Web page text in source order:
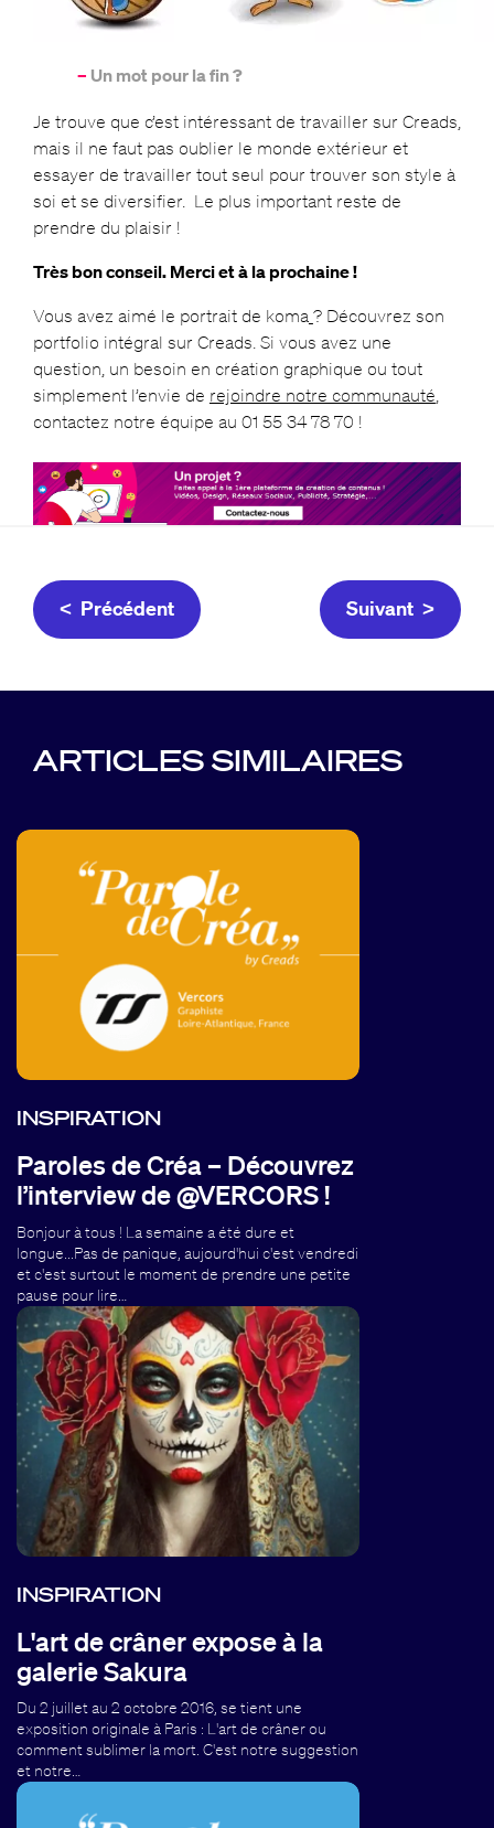
– Un mot pour la fin ?
Je trouve que c’est intéressant de travailler sur Creads,
mais il ne faut pas oublier le monde extérieur et
essayer de travailler tout seul pour trouver son style à
soi et se diversifier. Le plus important reste de
prendre du plaisir !
Très bon conseil. Merci et à la prochaine !
Vous avez aimé le portrait de koma ? Découvrez son
portfolio intégral sur Creads. Si vous avez une
question, un besoin en création graphique ou tout
simplement l’envie de rejoindre notre communauté,
contactez notre équipe au 01 55 34 78 70 !
< Précédent Suivant >
ARTICLES SIMILAIRES
INSPIRATION
Paroles de Créa – Découvrez
l’interview de @VERCORS !
Bonjour à tous ! La semaine a été dure et
longue...Pas de panique, aujourd'hui c'est vendredi
et c'est surtout le moment de prendre une petite
pause pour lire…
INSPIRATION
L'art de crâner expose à la
galerie Sakura
Du 2 juillet au 2 octobre 2016, se tient une
exposition originale à Paris : L'art de crâner ou
comment sublimer la mort. C'est notre suggestion
et notre…